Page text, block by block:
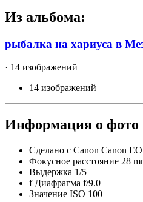
Из альбома:
рыбалка на хариуса в
· 14 изображений
14 изображений
Информация о фото
Сделано с Canon Canon
Фокусное расстояние 28
Выдержка 1/5
f Диафрагма f/9.0
Значение ISO 100